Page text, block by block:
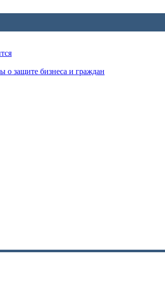
защите бизнеса и граждан